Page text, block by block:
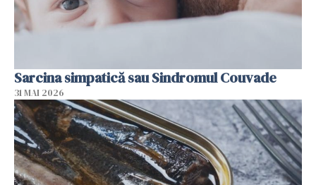
Sarcina simpatică sau Sindromul Couvade
31 MAI 2026